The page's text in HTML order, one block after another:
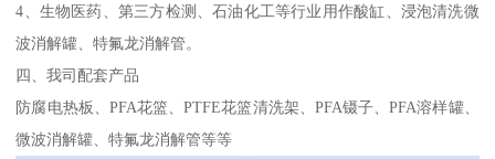
4、生物医药、第三方检测、石油化工等行业用作酸缸、浸泡清洗微
波消解罐、特氟龙消解管。
四、我司配套产品
防腐电热板、PFA花篮、PTFE花篮清洗架、PFA镊子、PFA溶样罐、
微波消解罐、特氟龙消解管等等